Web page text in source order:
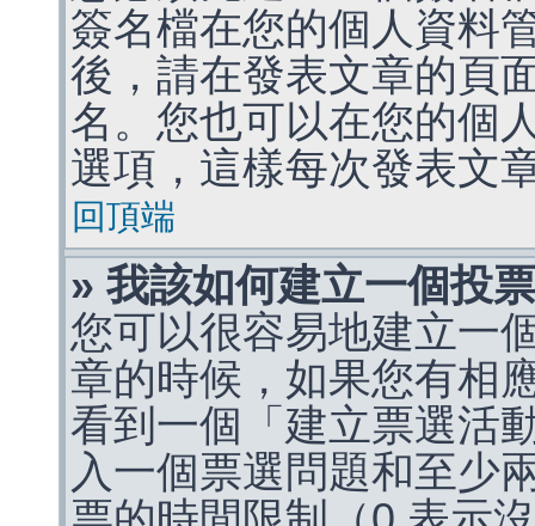
簽名檔在您的個人資料
後，請在發表文章的頁
名。您也可以在您的個
選項，這樣每次發表文
回頂端
» 我該如何建立一個投
您可以很容易地建立一
章的時候，如果您有相
看到一個「建立票選活
入一個票選問題和至少